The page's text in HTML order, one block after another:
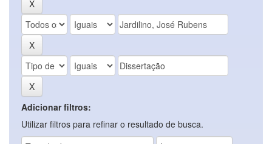
Adicionar filtros:
Utilizar filtros para refinar o resultado de busca.